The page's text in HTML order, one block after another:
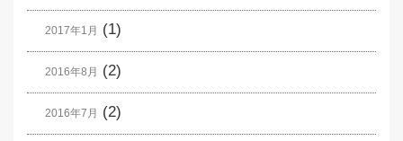
2017年1月 (1)
2016年8月 (2)
2016年7月 (2)